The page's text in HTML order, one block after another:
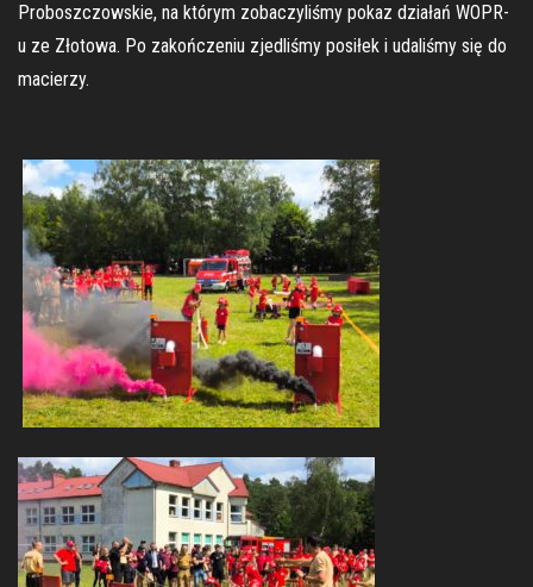
Proboszczowskie, na którym zobaczyliśmy pokaz działań WOPR-
u ze Złotowa. Po zakończeniu zjedliśmy posiłek i udaliśmy się do
macierzy.